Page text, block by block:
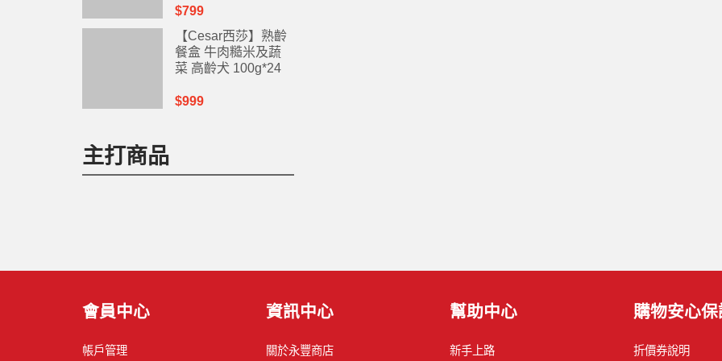
$799
【Cesar西莎】熟齡
餐盒 牛肉糙米及蔬
菜 高齡犬 100g*24
$999
主打商品
會員中心
帳戶管理
資訊中心
關於永豐商店
幫助中心
新手上路
購物安心保
折價券說明